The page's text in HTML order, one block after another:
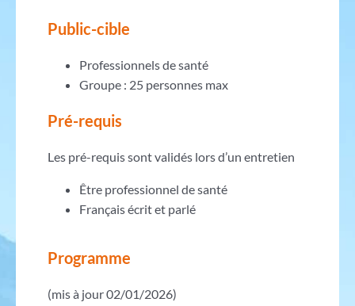
Public-cible
Professionnels de santé
Groupe : 25 personnes max
Pré-requis
Les pré-requis sont validés lors d’un entretien
Être professionnel de santé
Français écrit et parlé
Programme
(mis à jour 02/01/2026)